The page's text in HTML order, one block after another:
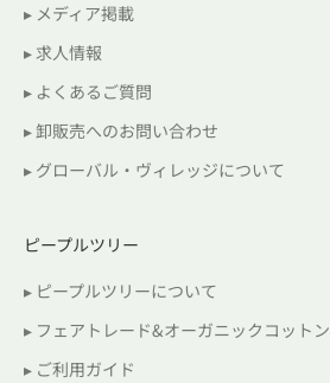
▸ メディア掲載
▸ 求人情報
▸ よくあるご質問
▸ 卸販売へのお問い合わせ
▸ グローバル・ヴィレッジについて
ピープルツリー
▸ ピープルツリーについて
▸ フェアトレード&オーガニックコットン
▸ ご利用ガイド